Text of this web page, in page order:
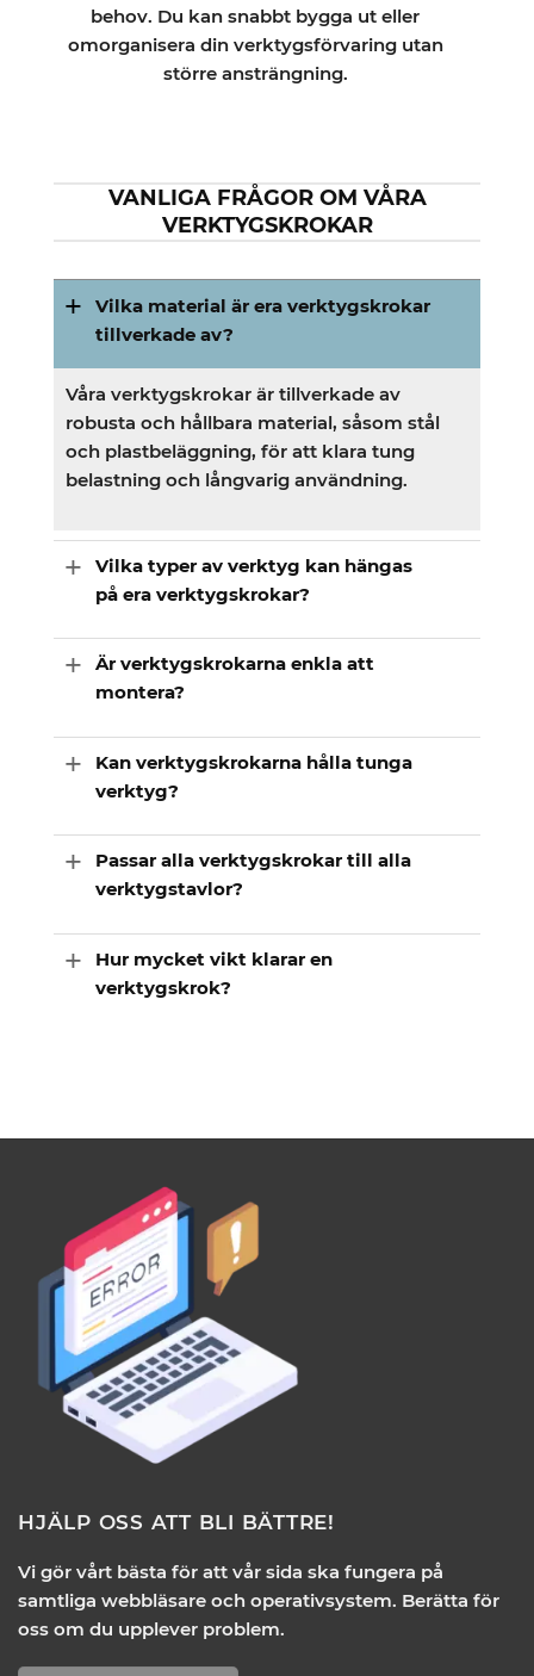
behov. Du kan snabbt bygga ut eller
omorganisera din verktygsförvaring utan
större ansträngning.
VANLIGA FRÅGOR OM VÅRA
VERKTYGSKROKAR
Vilka material är era verktygskrokar
tillverkade av?
Våra verktygskrokar är tillverkade av
robusta och hållbara material, såsom stål
och plastbeläggning, för att klara tung
belastning och långvarig användning.
Vilka typer av verktyg kan hängas
på era verktygskrokar?
Är verktygskrokarna enkla att
montera?
Kan verktygskrokarna hålla tunga
verktyg?
Passar alla verktygskrokar till alla
verktygstavlor?
Hur mycket vikt klarar en
verktygskrok?
HJÄLP OSS ATT BLI BÄTTRE!
Vi gör vårt bästa för att vår sida ska fungera på
samtliga webbläsare och operativsystem. Berätta för
oss om du upplever problem.